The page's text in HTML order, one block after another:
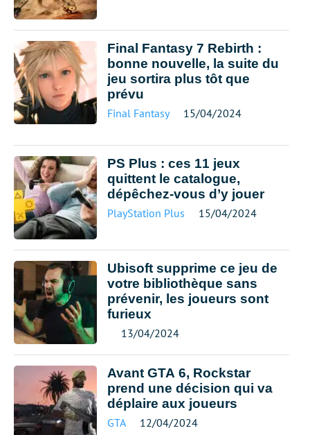
Final Fantasy 7 Rebirth :
bonne nouvelle, la suite du
jeu sortira plus tôt que
prévu
Final Fantasy 15/04/2024
PS Plus : ces 11 jeux
quittent le catalogue,
dépêchez-vous d’y jouer
PlayStation Plus 15/04/2024
Ubisoft supprime ce jeu de
votre bibliothèque sans
prévenir, les joueurs sont
furieux
13/04/2024
Avant GTA 6, Rockstar
prend une décision qui va
déplaire aux joueurs
GTA 12/04/2024